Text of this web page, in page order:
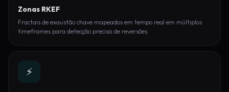
Zonas RKEF
Fractais de exaustão chave mapeados em tempo real em múltiplos
timeframes para detecção precisa de reversões.
⚡